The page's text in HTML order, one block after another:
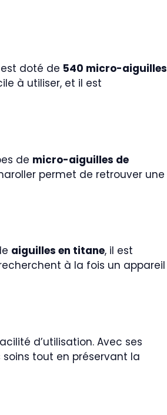
doté de 540 micro-aiguilles
à utiliser, et il est
de micro-aiguilles de
permet de retrouver une
aiguilles en titane, il est
à la fois un appareil
d’utilisation. Avec ses
tout en préservant la